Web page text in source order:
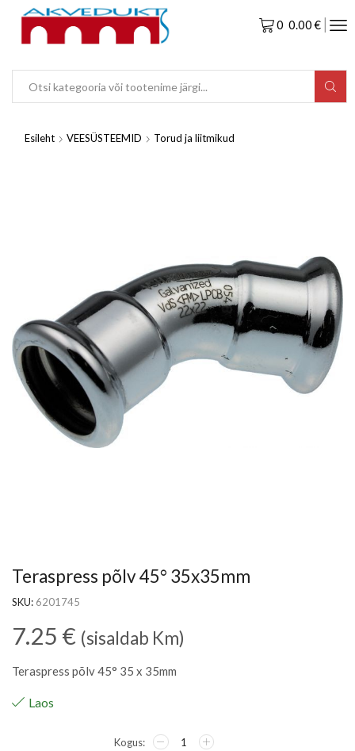
0 0.00€
Esileht VEESÜSTEEMID Torud ja liitmikud
Teraspress põlv 45° 35x35mm
SKU: 6201745
7.25 € (sisaldab Km)
Teraspress põlv 45° 35 x 35mm
Laos